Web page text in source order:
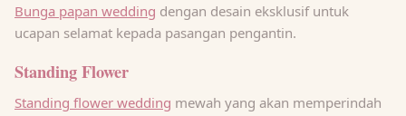
Bunga papan wedding dengan desain eksklusif untuk
ucapan selamat kepada pasangan pengantin.
Standing Flower
Standing flower wedding mewah yang akan memperindah